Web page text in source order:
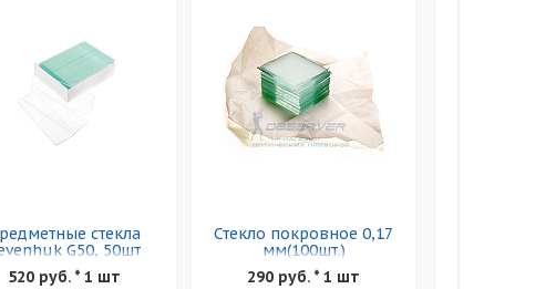
стекла
G50, 50шт
520 руб. * 1 шт
Стекло покровное 0,17
мм(100шт.)
290 руб. * 1 шт